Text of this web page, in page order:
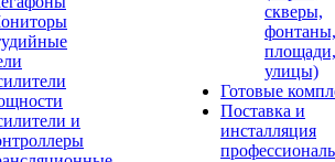
и
скверы,
фонтаны,
площади,
улицы)
Готовые
Поставка и
инсталляция